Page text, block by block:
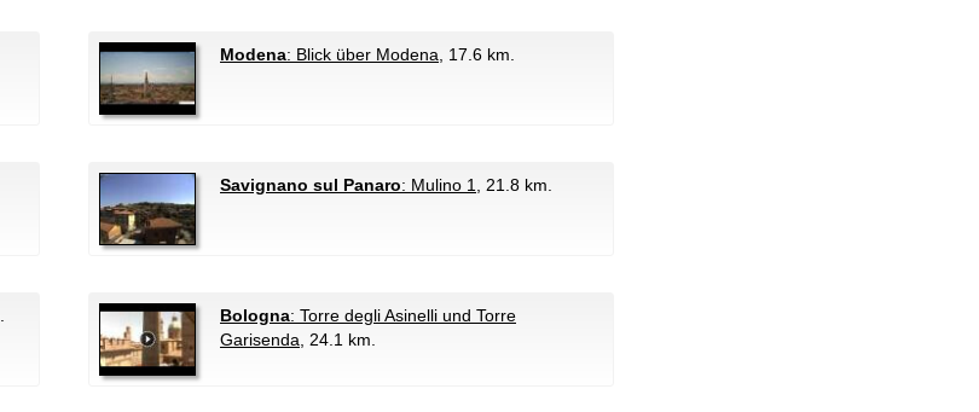
Modena: Blick über Modena , 17.6 km.
Savignano sul Panaro: Mulino 1 , 21.8 km.
Bologna: Torre degli Asinelli und Torre
Garisenda , 24.1 km.